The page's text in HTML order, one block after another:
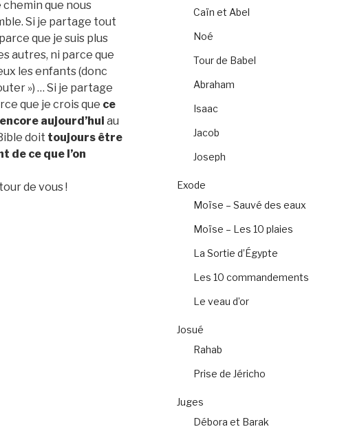
que nous
Si je partage tout
que je suis plus
autres, ni parce que
les enfants (donc
») … Si je partage
que je crois que ce
aujourd’hui au
doit toujours être
de ce que l’on
de vous !
Caïn et Abel
Noé
Tour de Babel
Abraham
Isaac
Jacob
Joseph
Exode
Moïse – Sauvé des eaux
Moïse – Les 10 plaies
La Sortie d’Égypte
Les 10 commandements
Le veau d’or
Josué
Rahab
Prise de Jéricho
Juges
Débora et Barak